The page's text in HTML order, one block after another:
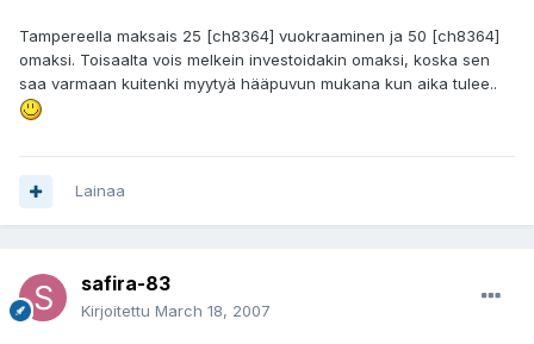
Tampereella maksais 25 [ch8364] vuokraaminen ja 50 [ch8364]
omaksi. Toisaalta vois melkein investoidakin omaksi, koska sen
saa varmaan kuitenki myytyä hääpuvun mukana kun aika tulee..
Lainaa
safira-83
Kirjoitettu March 18, 2007